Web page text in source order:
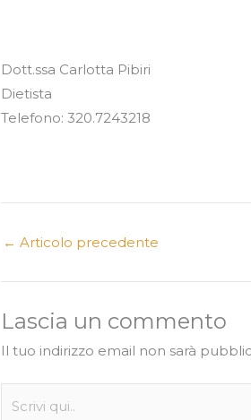
Dott.ssa Carlotta Pibiri
Dietista
Telefono: 320.7243218
← Articolo precedente
Lascia un commento
Il tuo indirizzo email non sarà